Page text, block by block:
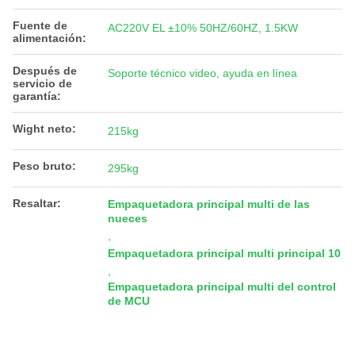
Fuente de
alimentación:
AC220V EL ±10% 50HZ/60HZ, 1.5KW
Después de
servicio de
garantía:
Soporte técnico video, ayuda en línea
Wight neto: 215kg
Peso bruto: 295kg
Resaltar:
Empaquetadora principal multi de las
nueces
Empaquetadora principal multi principal 10
Empaquetadora principal multi del control
de MCU